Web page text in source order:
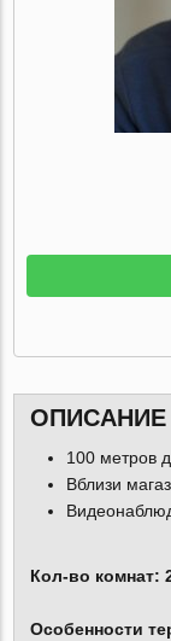
ОПИСАНИЕ
100 метров
Вблизи
Кол-во комнат:
Особенности